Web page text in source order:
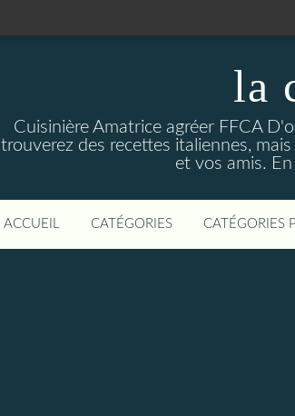
la
Cuisinière Amatrice agréer FFCA
trouverez des recettes italiennes,
et vos amis.
ACCUEIL CATÉGORIES CATÉGORIES